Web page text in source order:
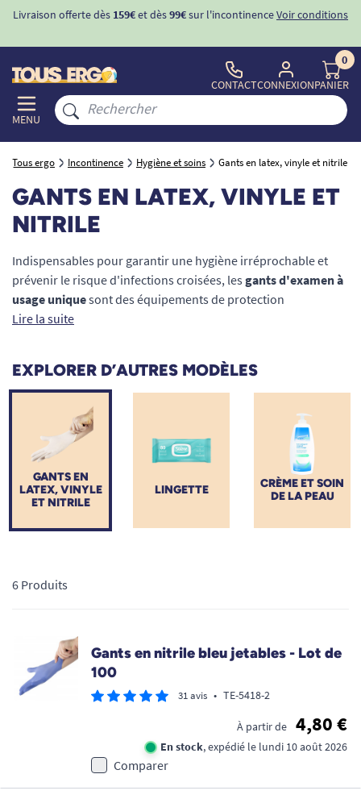
Livraison offerte dès 159€et dès99€sur l'incontinenceVoir conditions
MENU
CONTACTCONNEXION
0
PANIER
Tous ergo Incontinence Hygiène et soins Gants en latex, vinyle et nitrile
GANTS EN LATEX, VINYLE ET
NITRILE
Indispensables pour garantir une hygiène irréprochable et
prévenir le risque d'infections croisées, les gants d'examen à
usage uniquesont des équipements de protection
individuelle (EPI) cruciaux pour les aidants, les soignants et les
toilette intime, gérer les changes liés à l'incontinence ou
administrer des soins infirmiers quotidiens, notre sélection de
gants médicaux en latex, vinyle et nitrile
vous assure une
barrière protectrice optimale. Choisissez la matière, la taille et
le niveau de dextérité adaptés pour allier confort, sensibilité
tactile et sécurité lors de chaque manipulation.
Lire la suite
EXPLORER D’AUTRES MODÈLES
LINGETTE
GANTS EN
LATEX, VINYLE
ET NITRILE
CRÈME ET SOIN
DE LA PEAU
6 Produits
Gants en nitrile bleu jetables - Lot de
100
31 avis • TE-5418-2
À partir de 4,80 €
En stock, expédié le lundi 10 août 2026
Comparer